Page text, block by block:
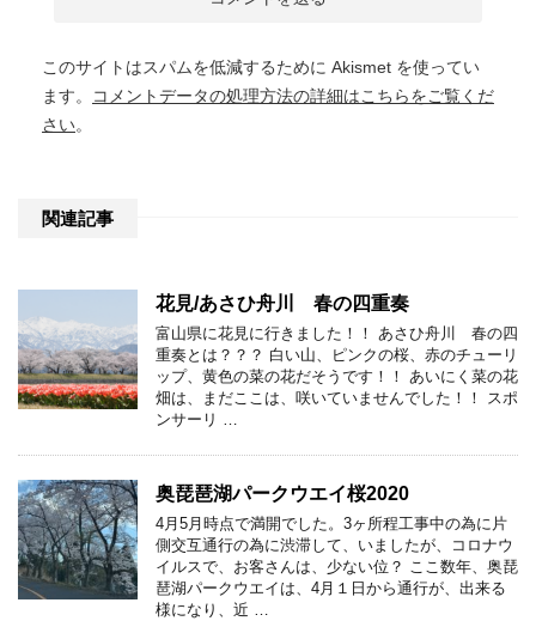
このサイトはスパムを低減するために Akismet を使ってい
ます。
コメントデータの処理方法の詳細はこちらをご覧くだ
さい。
関連記事
花見/あさひ舟川 春の四重奏
富山県に花見に行きました！！ あさひ舟川 春の四
重奏とは？？？ 白い山、ピンクの桜、赤のチューリ
ップ、黄色の菜の花だそうです！！ あいにく菜の花
畑は、まだここは、咲いていませんでした！！ スポ
ンサーリ …
奥琵琶湖パークウエイ桜2020
4月5月時点で満開でした。3ヶ所程工事中の為に片
側交互通行の為に渋滞して、いましたが、コロナウ
イルスで、お客さんは、少ない位？ ここ数年、奥琵
琶湖パークウエイは、4月１日から通行が、出来る
様になり、近 …